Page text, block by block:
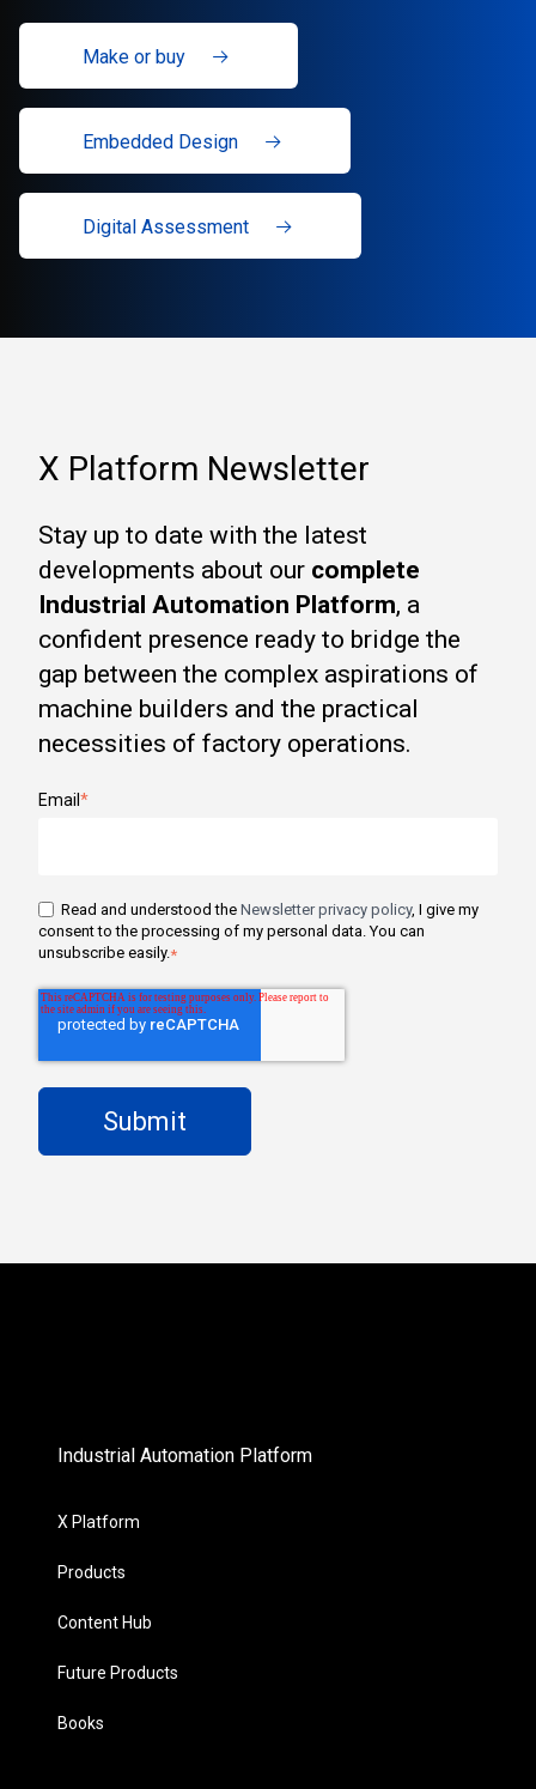
Make or buy
Embedded Design
Digital Assessment
X Platform Newsletter
Stay up to date with the latest
developments about our complete
Industrial Automation Platform, a
confident presence ready to bridge the
gap between the complex aspirations of
machine builders and the practical
necessities of factory operations.
Email*
Read and understood the Newsletter privacy policy, I give my
consent to the processing of my personal data. You can
unsubscribe easily.*
Industrial Automation Platform
X Platform
Products
Content Hub
Future Products
Books